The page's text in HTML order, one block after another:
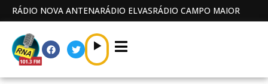
RÁDIO NOVA ANTENARÁDIO ELVASRÁDIO CAMPO MAIOR